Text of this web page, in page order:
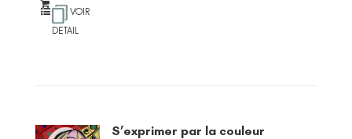
VOIR
DETAIL
S’exprimer par la couleur